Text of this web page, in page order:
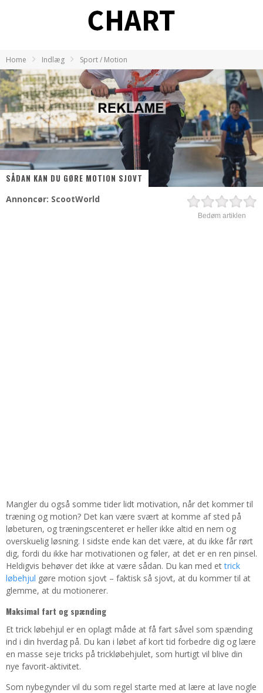
Home Indlæg Sport / Motion
SÅDAN KAN DU GØRE MOTION SJOVT
Bedøm artiklen
Annoncør: ScootWorld
Mangler du også somme tider lidt motivation, når det kommer til
træning og motion? Det kan være svært at komme af sted på
løbeturen, og træningscenteret er heller ikke altid en nem og
overskuelig løsning. I sidste ende kan det være, at du ikke får rørt
dig, fordi du ikke har motivationen og føler, at det er en ren pinsel.
Heldigvis behøver det ikke at være sådan. Du kan med ettrick
løbehjul gøre motion sjovt – faktisk så sjovt, at du kommer til at
glemme, at du motionerer.
Maksimal fart og spænding
Et trick løbehjul er en oplagt måde at få fart såvel som spænding
ind i din hverdag på. Du kan i løbet af kort tid forbedre dig og lære
en masse seje tricks på trickløbehjulet, som hurtigt vil blive din
nye favorit-aktivitet.
Som nybegynder vil du som regel starte med at lære at lave nogle